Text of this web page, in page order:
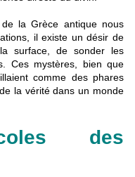
la Grèce antique nous
il existe un désir de
surface, de sonder les
Ces mystères, bien que
comme des phares
la vérité dans un monde
des